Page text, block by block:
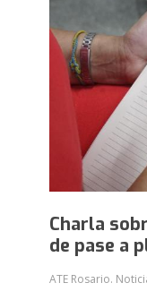
Charla
de pase a
ATE Rosario.